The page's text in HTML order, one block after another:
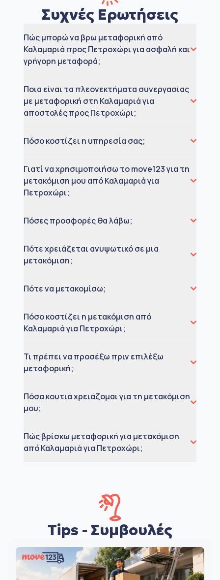
Συχνές Ερωτήσεις
Πώς μπορώ να βρω μεταφορική από
Καλαμαριά προς Πετροχώρι για ασφαλή και
γρήγορη μεταφορά;
Ποια είναι τα πλεονεκτήματα συνεργασίας
με μεταφορική στη Καλαμαριά για
αποστολές προς Πετροχώρι;
Πόσο κοστίζει η υπηρεσία σας;
Γιατί να χρησιμοποιήσω το move123 για τη
μετακόμιση μου από Καλαμαριά για
Πετροχώρι;
Πόσες προσφορές θα λάβω;
Πότε χρειάζεται ανυψωτικό σε μια
μετακόμιση;
Πότε να μετακομίσω;
Πόσο κοστίζει η μετακόμιση από
Καλαμαριά για Πετροχώρι;
Τι πρέπει να προσέξω πριν επιλέξω
μεταφορική;
Πόσα κουτιά χρειάζομαι για τη μετακόμιση
μου;
Πώς βρίσκω μεταφορική για μετακόμιση
από Καλαμαριά για Πετροχώρι;
Tips - Συμβουλές